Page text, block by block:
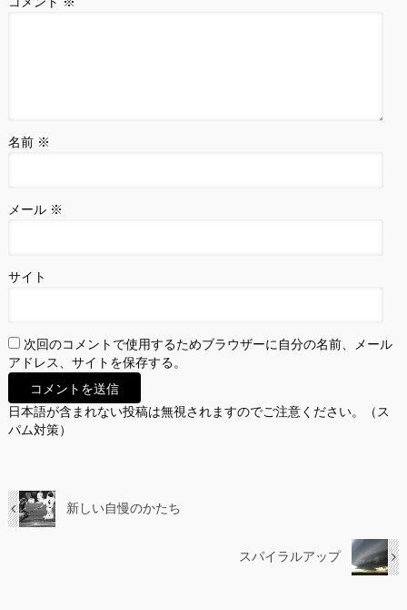
名前 ※
メール ※
サイト
次回のコメントで使用するためブラウザーに自分の名前、メール
アドレス、サイトを保存する。
日本語が含まれない投稿は無視されますのでご注意ください。（ス
パム対策）
新しい自慢のかたち
スパイラルアップ